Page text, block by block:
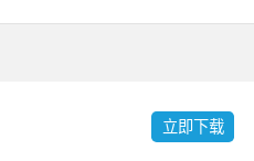
立即下载